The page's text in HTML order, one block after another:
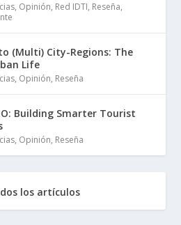
, Opinión, Red IDTI, Reseña,
(Multi) City-Regions: The
Life
, Opinión, Reseña
Building Smarter Tourist
, Opinión, Reseña
los artículos